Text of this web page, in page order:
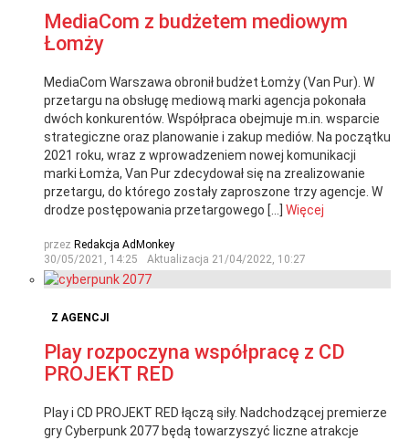
MediaCom z budżetem mediowym
Łomży
MediaCom Warszawa obronił budżet Łomży (Van Pur). W
przetargu na obsługę mediową marki agencja pokonała
dwóch konkurentów. Współpraca obejmuje m.in. wsparcie
strategiczne oraz planowanie i zakup mediów. Na początku
2021 roku, wraz z wprowadzeniem nowej komunikacji
marki Łomża, Van Pur zdecydował się na zrealizowanie
przetargu, do którego zostały zaproszone trzy agencje. W
drodze postępowania przetargowego […] Więcej
przez Redakcja AdMonkey
30/05/2021, 14:25
Aktualizacja 21/04/2022, 10:27
Z AGENCJI
Play rozpoczyna współpracę z CD
PROJEKT RED
Play i CD PROJEKT RED łączą siły. Nadchodzącej premierze
gry Cyberpunk 2077 będą towarzyszyć liczne atrakcje